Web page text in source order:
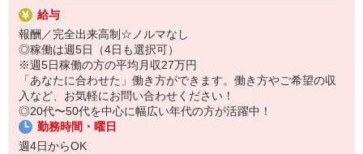
☆ココがPoint☆
・職場の近くに保育所があるから、送り迎えの時間の心配がいりま
せん
・隣接した保育所がない場合は保育料助成制度あり
・家事・夕食の支度なども余裕をもってできます！
給与
報酬／完全出来高制☆ノルマなし
◎稼働は週5日（4日も選択可）
※週5日稼働の方の平均月収27万円
「あなたに合わせた」働き方ができます。働き方やご希望の収
入など、お気軽にお問い合わせください！
◎20代〜50代を中心に幅広い年代の方が活躍中！
勤務時間・曜日
週4日からOK